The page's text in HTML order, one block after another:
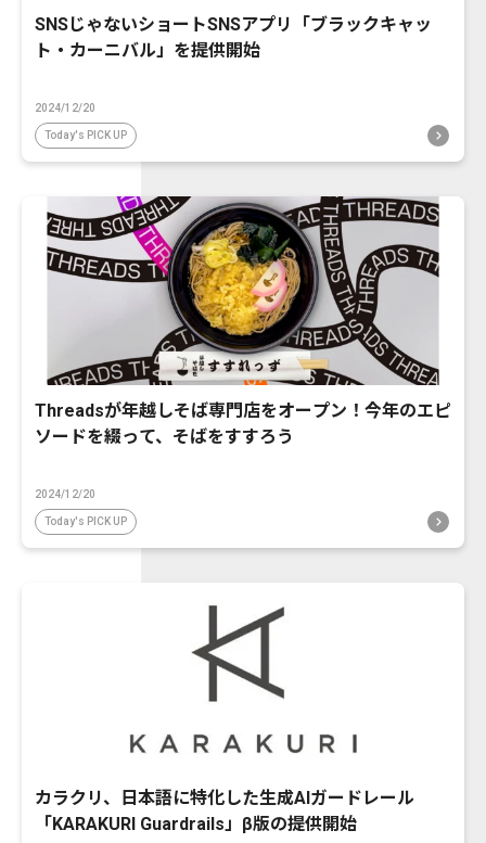
SNSじゃないショートSNSアプリ「ブラックキャッ
ト・カーニバル」を提供開始
2024/12/20
Today's PICK UP
Threadsが年越しそば専門店をオープン！今年のエピ
ソードを綴って、そばをすすろう
2024/12/20
Today's PICK UP
カラクリ、日本語に特化した生成AIガードレール
「KARAKURI Guardrails」β版の提供開始